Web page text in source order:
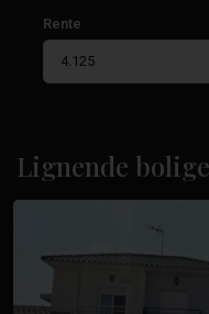
Rente
Lignende
Altos
Torrevieja